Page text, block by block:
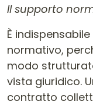
Il supporto
È
normativo,
modo
vista giuridico.
contratto